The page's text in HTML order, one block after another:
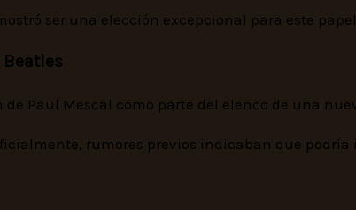
ser una elección excepcional para este
Paul Mescal como parte del elenco de una
rumores previos indicaban que podría